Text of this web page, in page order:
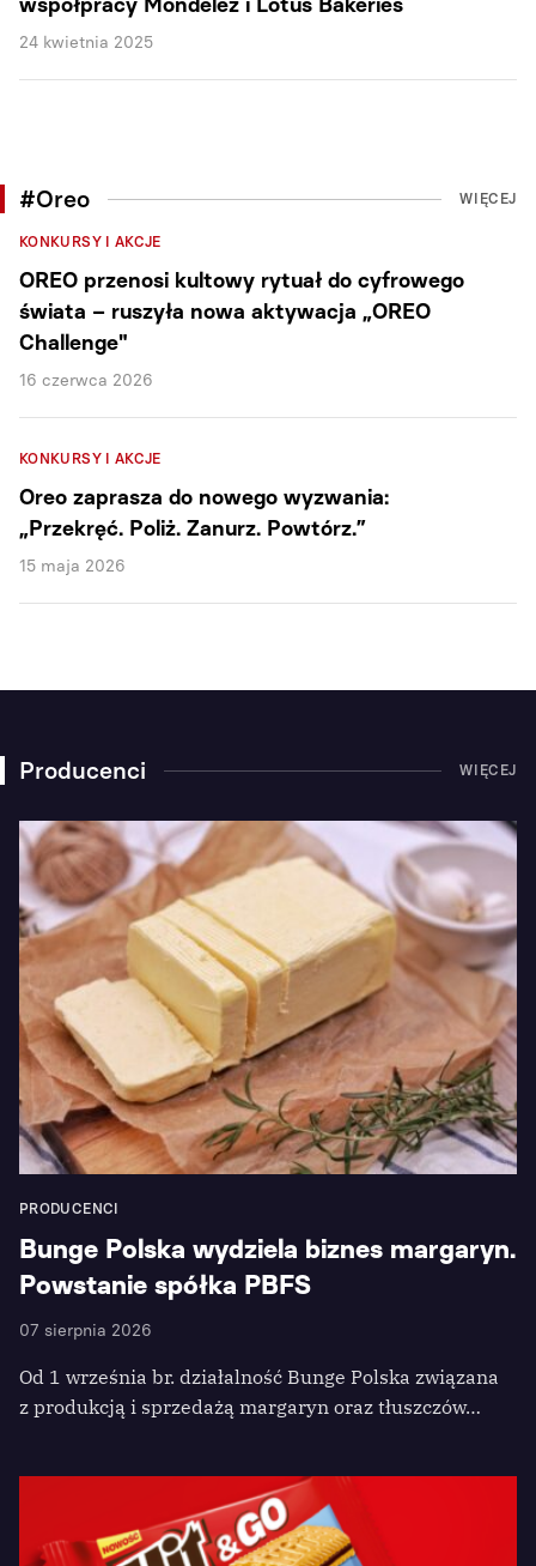
24 kwietnia 2025
#Oreo WIĘCEJ
KONKURSY I AKCJE
OREO przenosi kultowy rytuał do cyfrowego
świata – ruszyła nowa aktywacja „OREO
Challenge"
16 czerwca 2026
KONKURSY I AKCJE
Oreo zaprasza do nowego wyzwania:
„Przekręć. Poliż. Zanurz. Powtórz.”
15 maja 2026
Producenci WIĘCEJ
PRODUCENCI
Bunge Polska wydziela biznes margaryn.
Powstanie spółka PBFS
07 sierpnia 2026
Od 1 września br. działalność Bunge Polska związana
z produkcją i sprzedażą margaryn oraz tłuszczów…